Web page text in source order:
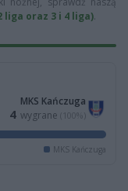
liga oraz 3 i 4 liga).
MKS Kańczuga
4 wygrane (100%)
MKS Kańczuga